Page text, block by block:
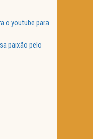
o youtube para
paixão pelo